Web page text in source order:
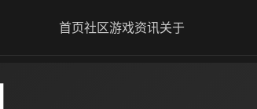
首页社区游戏资讯关于